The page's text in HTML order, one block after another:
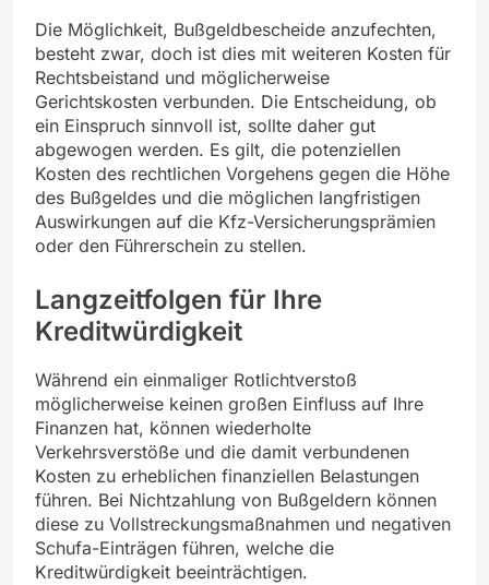
Die Möglichkeit, Bußgeldbescheide anzufechten,
besteht zwar, doch ist dies mit weiteren Kosten für
Rechtsbeistand und möglicherweise
Gerichtskosten verbunden. Die Entscheidung, ob
ein Einspruch sinnvoll ist, sollte daher gut
abgewogen werden. Es gilt, die potenziellen
Kosten des rechtlichen Vorgehens gegen die Höhe
des Bußgeldes und die möglichen langfristigen
Auswirkungen auf die Kfz-Versicherungsprämien
oder den Führerschein zu stellen.
Langzeitfolgen für Ihre
Kreditwürdigkeit
Während ein einmaliger Rotlichtverstoß
möglicherweise keinen großen Einfluss auf Ihre
Finanzen hat, können wiederholte
Verkehrsverstöße und die damit verbundenen
Kosten zu erheblichen finanziellen Belastungen
führen. Bei Nichtzahlung von Bußgeldern können
diese zu Vollstreckungsmaßnahmen und negativen
Schufa-Einträgen führen, welche die
Kreditwürdigkeit beeinträchtigen.